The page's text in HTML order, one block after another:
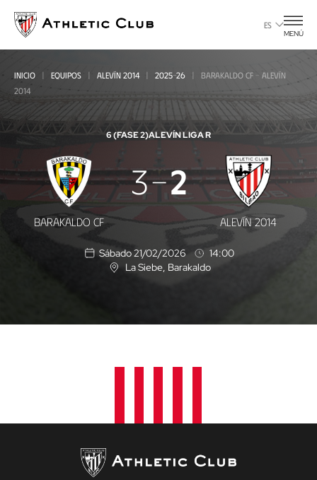
contenido
principal
ES
MENÚ
INICIO EQUIPOS ALEVÍN 2014 2025-26
BARAKALDO CF - ALEVÍN
2014
6 (FASE 2)ALEVÍN LIGA R
Barakaldo
CF
-
Alevín
BARAKALDO CF
3 2
ALEVÍN 2014
Sábado 21/02/2026
14:00
U
n
La Siebe , Barakaldo